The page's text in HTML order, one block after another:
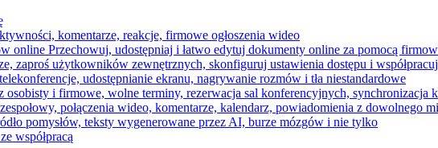
komentarze, reakcje, firmowe ogłoszenia wideo
online Przechowuj, udostępniaj i łatwo edytuj dokumenty online za pomocą
zaproś użytkowników zewnętrznych, skonfiguruj ustawienia dostępu i
udostępnianie ekranu, nagrywanie rozmów i tła niestandardowe
osobisty i firmowe, wolne terminy, rezerwacja sal konferencyjnych, synchronizacja
połączenia wideo, komentarze, kalendarz, powiadomienia z dowolnego
pomysłów, teksty wygenerowane przez AI, burze mózgów i nie tylko
współpracą